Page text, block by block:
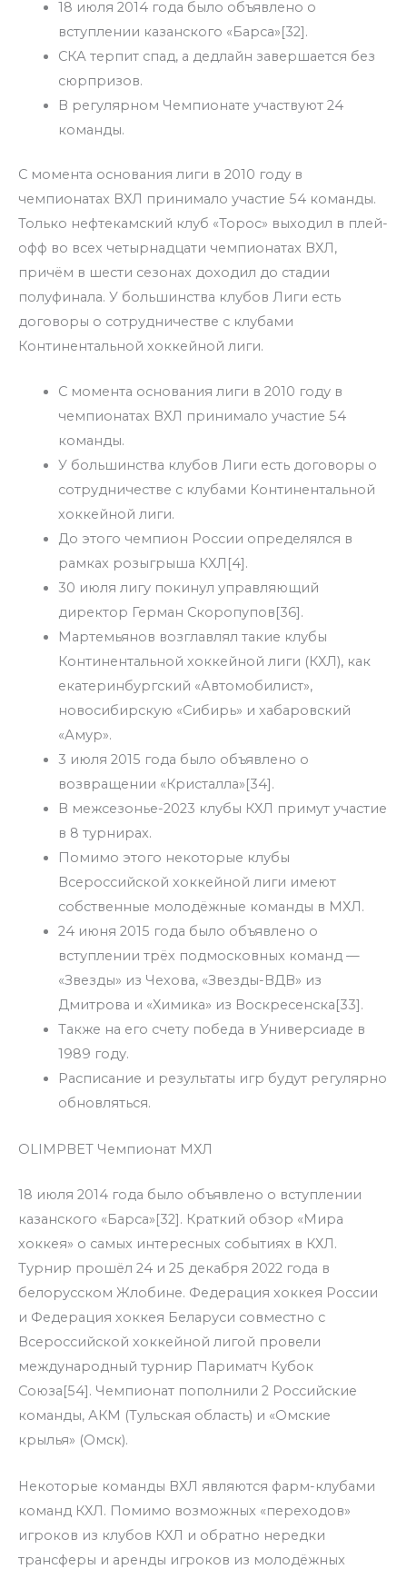
18 июля 2014 года было объявлено о
вступлении казанского «Барса»[32].
СКА терпит спад, а дедлайн завершается без
сюрпризов.
В регулярном Чемпионате участвуют 24
команды.
С момента основания лиги в 2010 году в
чемпионатах ВХЛ принимало участие 54 команды.
Только нефтекамский клуб «Торос» выходил в плей-
офф во всех четырнадцати чемпионатах ВХЛ,
причём в шести сезонах доходил до стадии
полуфинала. У большинства клубов Лиги есть
договоры о сотрудничестве с клубами
Континентальной хоккейной лиги.
С момента основания лиги в 2010 году в
чемпионатах ВХЛ принимало участие 54
команды.
У большинства клубов Лиги есть договоры о
сотрудничестве с клубами Континентальной
хоккейной лиги.
До этого чемпион России определялся в
рамках розыгрыша КХЛ[4].
30 июля лигу покинул управляющий
директор Герман Скоропупов[36].
Мартемьянов возглавлял такие клубы
Континентальной хоккейной лиги (КХЛ), как
екатеринбургский «Автомобилист»,
новосибирскую «Сибирь» и хабаровский
«Амур».
3 июля 2015 года было объявлено о
возвращении «Кристалла»[34].
В межсезонье-2023 клубы КХЛ примут участие
в 8 турнирах.
Помимо этого некоторые клубы
Всероссийской хоккейной лиги имеют
собственные молодёжные команды в МХЛ.
24 июня 2015 года было объявлено о
вступлении трёх подмосковных команд —
«Звезды» из Чехова, «Звезды-ВДВ» из
Дмитрова и «Химика» из Воскресенска[33].
Также на его счету победа в Универсиаде в
1989 году.
Расписание и результаты игр будут регулярно
обновляться.
OLIMPBET Чемпионат МХЛ
18 июля 2014 года было объявлено о вступлении
казанского «Барса»[32]. Краткий обзор «Мира
хоккея» о самых интересных событиях в КХЛ.
Турнир прошёл 24 и 25 декабря 2022 года в
белорусском Жлобине. Федерация хоккея России
и Федерация хоккея Беларуси совместно с
Всероссийской хоккейной лигой провели
международный турнир Париматч Кубок
Союза[54]. Чемпионат пополнили 2 Российские
команды, АКМ (Тульская область) и «Омские
крылья» (Омск).
Некоторые команды ВХЛ являются фарм-клубами
команд КХЛ. Помимо возможных «переходов»
игроков из клубов КХЛ и обратно нередки
трансферы и аренды игроков из молодёжных